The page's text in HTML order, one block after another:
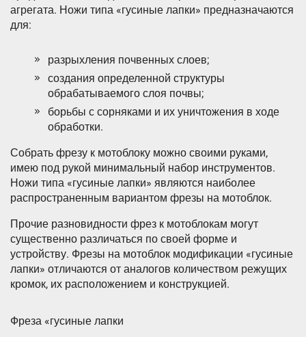
агрегата. Ножи типа «гусиные лапки» предназначаются
для:
разрыхления почвенных слоев;
создания определенной структуры
обрабатываемого слоя почвы;
борьбы с сорняками и их уничтожения в ходе
обработки.
Собрать фрезу к мотоблоку можно своими руками,
имею под рукой минимальный набор инструментов.
Ножи типа «гусиные лапки» являются наиболее
распространенным вариантом фрезы на мотоблок.
Прочие разновидности фрез к мотоблокам могут
существенно различаться по своей форме и
устройству. Фрезы на мотоблок модификации «гусиные
лапки» отличаются от аналогов количеством режущих
кромок, их расположением и конструкцией.
Фреза «гусиные лапки